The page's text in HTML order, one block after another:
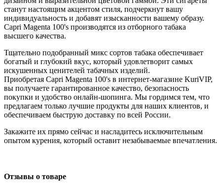
станут настоящим акцентом стиля, подчеркнут вашу
индивидуальность и добавят изысканности вашему образу.
Capri Magenta 100's производятся из отборного табака
высшего качества.
Тщательно подобранный микс сортов табака обеспечивает
богатый и глубокий вкус, который удовлетворит самых
искушенных ценителей табачных изделий.
Приобретая Capri Magenta 100's в интернет-магазине KuriVIP,
вы получаете гарантированное качество, безопасность
покупки и удобство онлайн-шопинга. Мы гордимся тем, что
предлагаем только лучшие продукты для наших клиентов, и
обеспечиваем быструю доставку по всей России.
Закажите их прямо сейчас и насладитесь исключительным
опытом курения, который оставит незабываемые впечатления.
Отзывы о товаре